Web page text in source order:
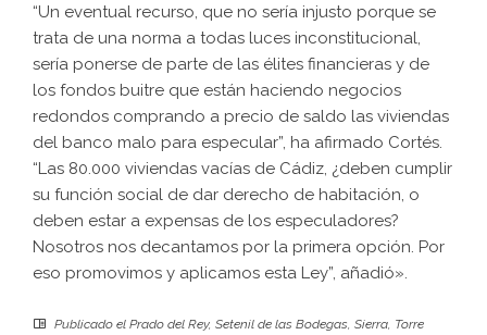
“Un eventual recurso, que no sería injusto porque se
trata de una norma a todas luces inconstitucional,
sería ponerse de parte de las élites financieras y de
los fondos buitre que están haciendo negocios
redondos comprando a precio de saldo las viviendas
del banco malo para especular”, ha afirmado Cortés.
“Las 80.000 viviendas vacías de Cádiz, ¿deben cumplir
su función social de dar derecho de habitación, o
deben estar a expensas de los especuladores?
Nosotros nos decantamos por la primera opción. Por
eso promovimos y aplicamos esta Ley”, añadió».
Publicado el Prado del Rey, Setenil de las Bodegas, Sierra, Torre